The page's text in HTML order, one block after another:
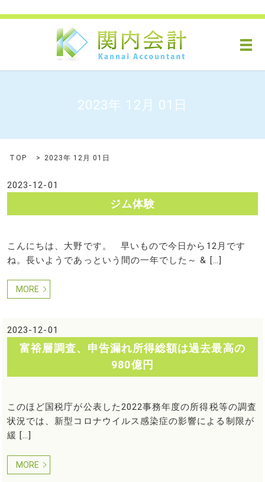
メ
2023年 12月 01日
TOP 2023年 12月 01日
2023-12-01
ジム体験
こんにちは、大野です。 早いもので今日から12月です
ね。長いようであっという間の一年でした～ & […]
MORE
2023-12-01
富裕層調査、申告漏れ所得総額は過去最高の
980億円
このほど国税庁が公表した2022事務年度の所得税等の調査
状況では、新型コロナウイルス感染症の影響による制限が
緩 […]
MORE